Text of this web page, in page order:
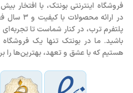
در ارائه
پلتفرم ترب، در کنار شماست تا تجربه‌ای
باشید. ما در بونتک تنها یک
هستیم که با عشق و تعهد، بهترین‌ها را